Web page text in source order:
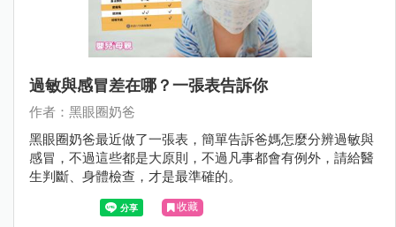
過敏與感冒差在哪？一張表告訴你
作者：黑眼圈奶爸
黑眼圈奶爸最近做了一張表，簡單告訴爸媽怎麼分辨過敏與
感冒，不過這些都是大原則，不過凡事都會有例外，請給醫
生判斷、身體檢查，才是最準確的。
收藏